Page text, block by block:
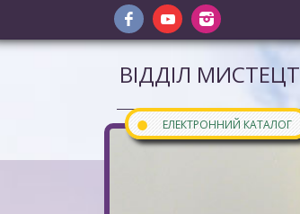
ВІДДІЛ
● ЕЛЕКТРОННИЙ КАТАЛОГ